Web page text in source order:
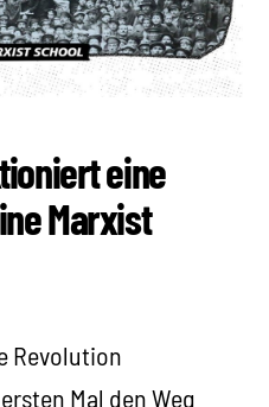
eine
Marxist
Revolution
Mal den Weg